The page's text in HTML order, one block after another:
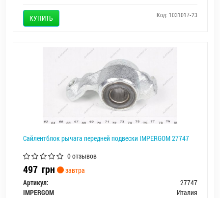
КУПИТЬ Код: 1031017-23
Сайлентблок рычага передней подвески IMPERGOM 27747
0 отзывов
497 грн
завтра
Артикул:
27747
IMPERGOM
Италия